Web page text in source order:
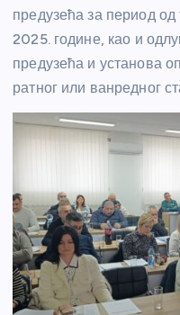
предузећа за период
2025. године, као и
предузећа и установа
ратног или ванредног